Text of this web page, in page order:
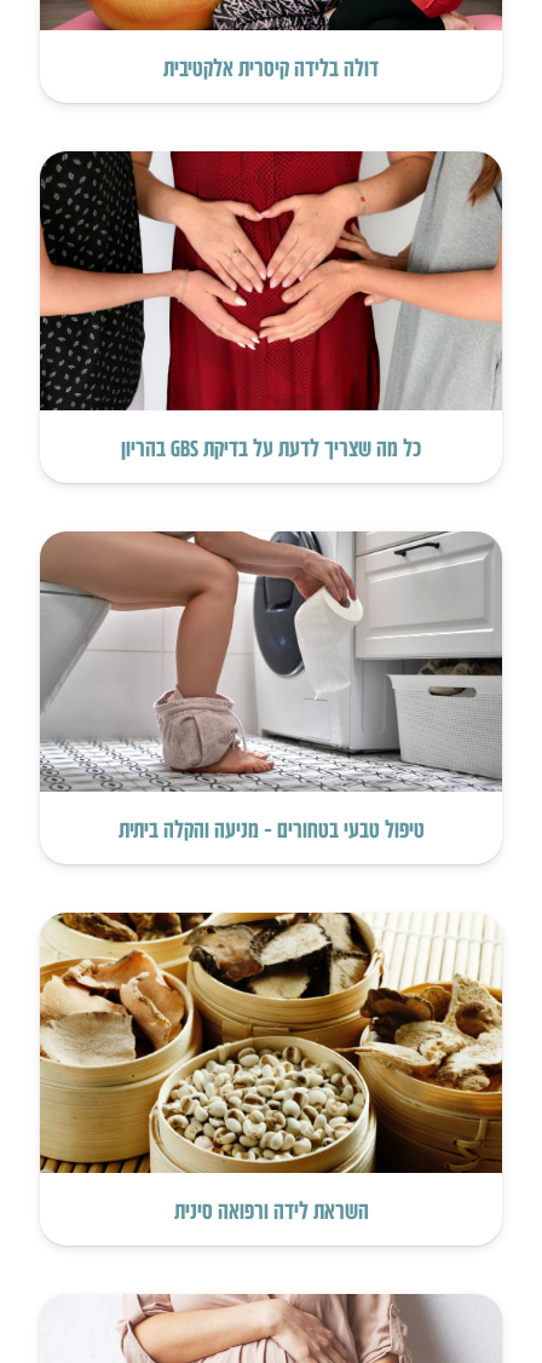
דולה בלידה קיסרית אלקטיבית
כל מה שצריך לדעת על בדיקת GBS בהריון
טיפול טבעי בטחורים – מניעה והקלה ביתית
השראת לידה ורפואה סינית